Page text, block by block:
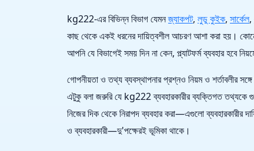
kg222-এর বিভিন্ন বিভাগ যেমনজ্যাকপট, লুডু কুইক, সার্কেল,
কাছ থেকে একই ধরনের দায়িত্বশীল আচরণ আশা করা হয়।
আপনি যে বিভাগেই সময় দিন না কেন, প্ল্যাটফর্ম ব্যবহার হবে
গোপনীয়তা ও তথ্য ব্যবস্থাপনার প্রশ্নও নিয়ম ও শর্তাবলীর
এটুকু বলা জরুরি যে kg222 ব্যবহারকারীর ব্যক্তিগত তথ্যকে
নিজের দিক থেকে নিরাপদ ব্যবহার করা—এগুলো ব্যবহারকারীর
ও ব্যবহারকারী—দু'পক্ষেরই ভূমিকা থাকে।